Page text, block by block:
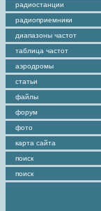
радиостанции
радиоприемники
диапазоны частот
таблица частот
аэродромы
статьи
файлы
форум
фото
карта сайта
поиск
поиск